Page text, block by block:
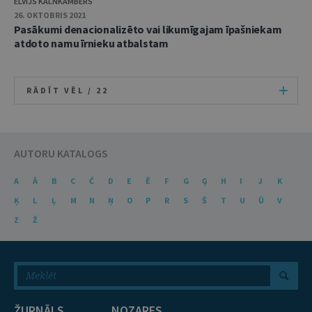
26. OKTOBRIS 2021
Pasākumi denacionalizēto vai likumīgajam īpašniekam
atdoto namu īrnieku atbalstam
RĀDĪT VĒL / 22
AUTORU KATALOGS
A Ā B C Č D E Ē F G Ģ H I J
K
Ķ
L Ļ M N Ņ O P R S Š T U Ū
V
Z
Ž